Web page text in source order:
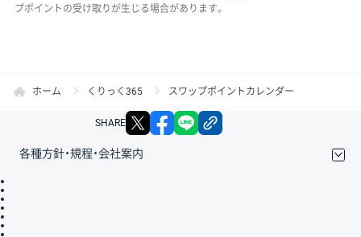
プポイントの受け取りが生じる場合があります。
ホーム くりっく365 スワップポイントカレンダー
SHARE X facebook
各種方針・規程・会社案内